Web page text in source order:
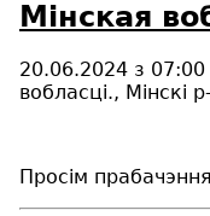
Мiнская
20.06.2024 з
вобласці., Мінскі
Просім